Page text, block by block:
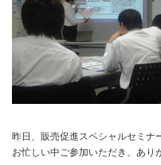
昨日、販売促進スペシャルセミナ
お忙しい中ご参加いただき、あり